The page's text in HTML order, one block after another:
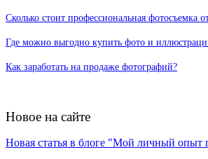
Сколько стоит профессиональная фотосъемка
Где можно выгодно купить фото и
Как заработать на продаже фотографий?
Новое на сайте
Новая статья в блоге "Мой личный опыт